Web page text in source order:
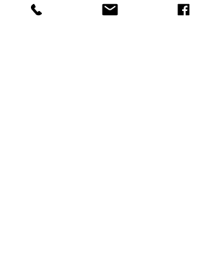
DANSE ACROBATIQUE 5-7 ANS